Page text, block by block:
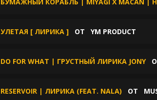
УЛЕТАЯ [ ЛИРИКА ] ОТ YM PRODUCT
DO FOR WHAT | ГРУСТНЫЙ ЛИРИКА JONY
RESERVOIR | ЛИРИКА (FEAT. NALA) ОТ